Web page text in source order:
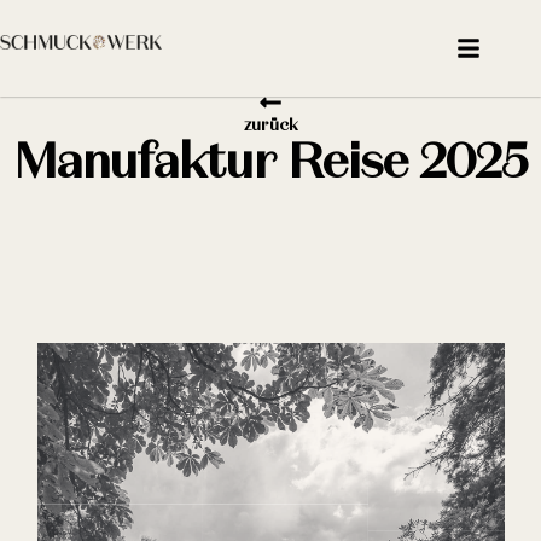
zurück
Manufaktur Reise 2025